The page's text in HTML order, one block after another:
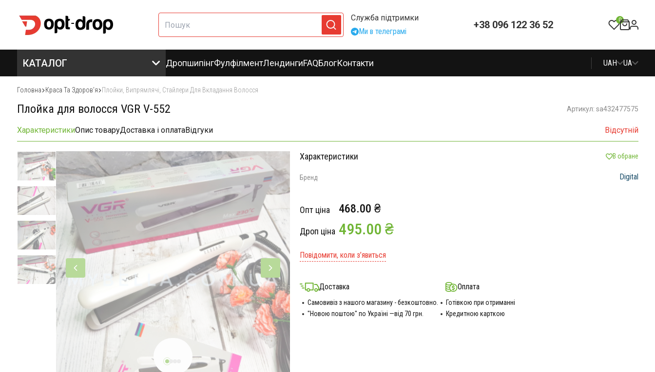
Служба підтримки
Ми в телеграмі
+38 096 122 36 52 0
КАТАЛОГ ДропшипінгФулфілментЛендингиFAQБлогКонтакти UAH UA
Головна Краса Та Здоровʼя Плойки, Випрямлячі, Стайлери Для Вкладання Волосся
Плойка для волосся VGR V-552 Артикул: sa432477575
ХарактеристикиОпис товаруДоставка і оплатаВідгуки Відсутній
Характеристики В обране
Бренд Digital
Опт ціна 468.00 ₴
Дроп ціна 495.00 ₴
Повідомити, коли з’явиться
Доставка
Самовивіз з нашого магазину - безкоштовно.
"Новою поштою" по Україні —від 70 грн.
Оплата
Готівкою при отриманні
Кредитною карткою